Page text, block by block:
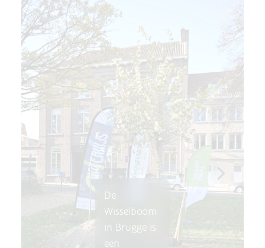
De
Wisselboom
in Brugge is
een